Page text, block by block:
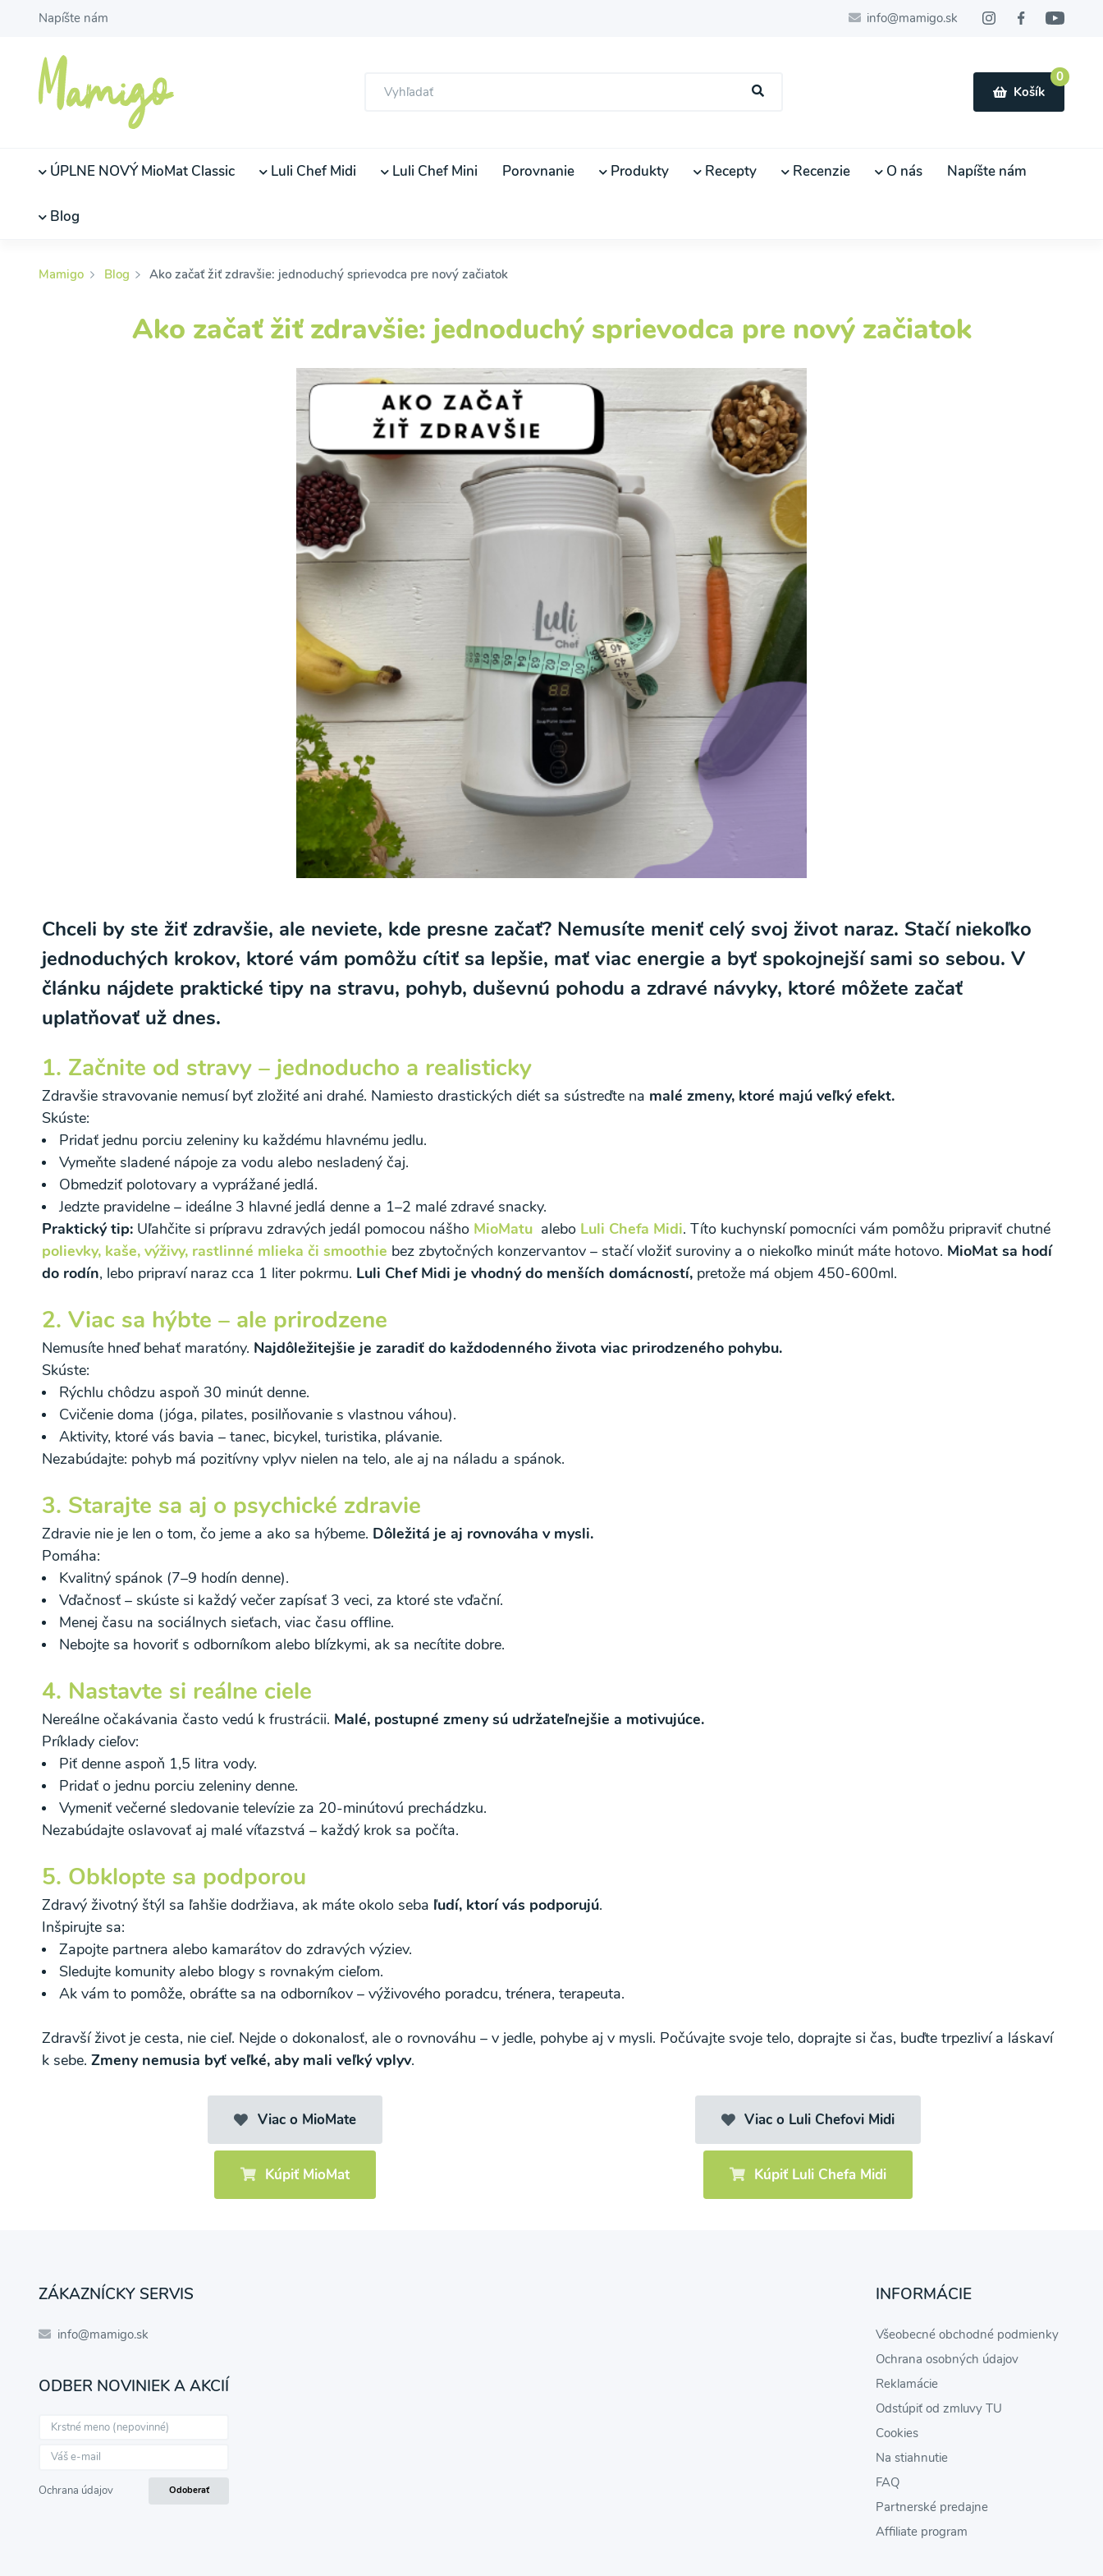
Napíšte nám info@mamigo.sk
0
Košík
ÚPLNE NOVÝ MioMat Classic Luli Chef Midi Luli Chef Mini Porovnanie Produkty Recepty Recenzie O nás Napíšte nám
Blog
Mamigo Blog Ako začať žiť zdravšie: jednoduchý sprievodca pre nový začiatok
Ako začať žiť zdravšie: jednoduchý sprievodca pre nový začiatok
Chceli by ste žiť zdravšie, ale neviete, kde presne začať? Nemusíte meniť celý svoj život naraz. Stačí niekoľko
jednoduchých krokov, ktoré vám pomôžu cítiť sa lepšie, mať viac energie a byť spokojnejší sami so sebou. V
článku nájdete praktické tipy na stravu, pohyb, duševnú pohodu a zdravé návyky, ktoré môžete začať
uplatňovať už dnes.
1. Začnite od stravy – jednoducho a realisticky
Zdravšie stravovanie nemusí byť zložité ani drahé. Namiesto drastických diét sa sústreďte na malé zmeny, ktoré majú veľký efekt.
Skúste:
Pridať jednu porciu zeleniny ku každému hlavnému jedlu.
Vymeňte sladené nápoje za vodu alebo nesladený čaj.
Obmedziť polotovary a vyprážané jedlá.
Jedzte pravidelne – ideálne 3 hlavné jedlá denne a 1–2 malé zdravé snacky.
Praktický tip:Uľahčite si prípravu zdravých jedál pomocou nášho MioMatu alebo Luli Chefa Midi. Títo kuchynskí pomocníci vám pomôžu pripraviť chutné
polievky, kaše, výživy, rastlinné mlieka či smoothie bez zbytočných konzervantov – stačí vložiť suroviny a o niekoľko minút máte hotovo. MioMat sa hodí
do rodín, lebo pripraví naraz cca 1 liter pokrmu. Luli Chef Midi je vhodný do menších domácností,pretože má objem 450-600ml.
2. Viac sa hýbte – ale prirodzene
Nemusíte hneď behať maratóny. Najdôležitejšie je zaradiť do každodenného života viac prirodzeného pohybu.
Skúste:
Rýchlu chôdzu aspoň 30 minút denne.
Cvičenie doma (jóga, pilates, posilňovanie s vlastnou váhou).
Aktivity, ktoré vás bavia – tanec, bicykel, turistika, plávanie.
Nezabúdajte: pohyb má pozitívny vplyv nielen na telo, ale aj na náladu a spánok.
3. Starajte sa aj o psychické zdravie
Zdravie nie je len o tom, čo jeme a ako sa hýbeme. Dôležitá je aj rovnováha v mysli.
Pomáha:
Kvalitný spánok (7–9 hodín denne).
Vďačnosť – skúste si každý večer zapísať 3 veci, za ktoré ste vďační.
Menej času na sociálnych sieťach, viac času offline.
Nebojte sa hovoriť s odborníkom alebo blízkymi, ak sa necítite dobre.
4. Nastavte si reálne ciele
Nereálne očakávania často vedú k frustrácii. Malé, postupné zmeny sú udržateľnejšie a motivujúce.
Príklady cieľov:
Piť denne aspoň 1,5 litra vody.
Pridať o jednu porciu zeleniny denne.
Vymeniť večerné sledovanie televízie za 20-minútovú prechádzku.
Nezabúdajte oslavovať aj malé víťazstvá – každý krok sa počíta.
5. Obklopte sa podporou
Zdravý životný štýl sa ľahšie dodržiava, ak máte okolo seba ľudí, ktorí vás podporujú.
Inšpirujte sa:
Zapojte partnera alebo kamarátov do zdravých výziev.
Sledujte komunity alebo blogy s rovnakým cieľom.
Ak vám to pomôže, obráťte sa na odborníkov – výživového poradcu, trénera, terapeuta.
Zdravší život je cesta, nie cieľ. Nejde o dokonalosť, ale o rovnováhu – v jedle, pohybe aj v mysli. Počúvajte svoje telo, doprajte si čas, buďte trpezliví a láskaví
k sebe. Zmeny nemusia byť veľké, aby mali veľký vplyv.
Viac o MioMate Viac o Luli Chefovi Midi
Kúpiť MioMat Kúpiť Luli Chefa Midi
ZÁKAZNÍCKY SERVIS
info@mamigo.sk
ODBER NOVINIEK A AKCIÍ
Ochrana údajov Odoberať
Odber noviniek a akcií
Odoslaním registrácie na Newsletter súhlasím so spracovaním osobných údajov pre účely zasielania newsletteru a potvrdzujem, že som si prečítal(a)
Ochrane osobných údajova súhlasím s nimi.
INFORMÁCIE
Všeobecné obchodné podmienky
Ochrana osobných údajov
Reklamácie
Odstúpiť od zmluvy TU
Cookies
Na stiahnutie
FAQ
Partnerské predajne
Affiliate program